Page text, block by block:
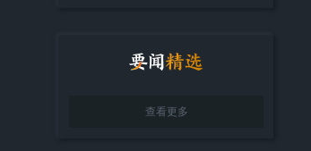
查看更多